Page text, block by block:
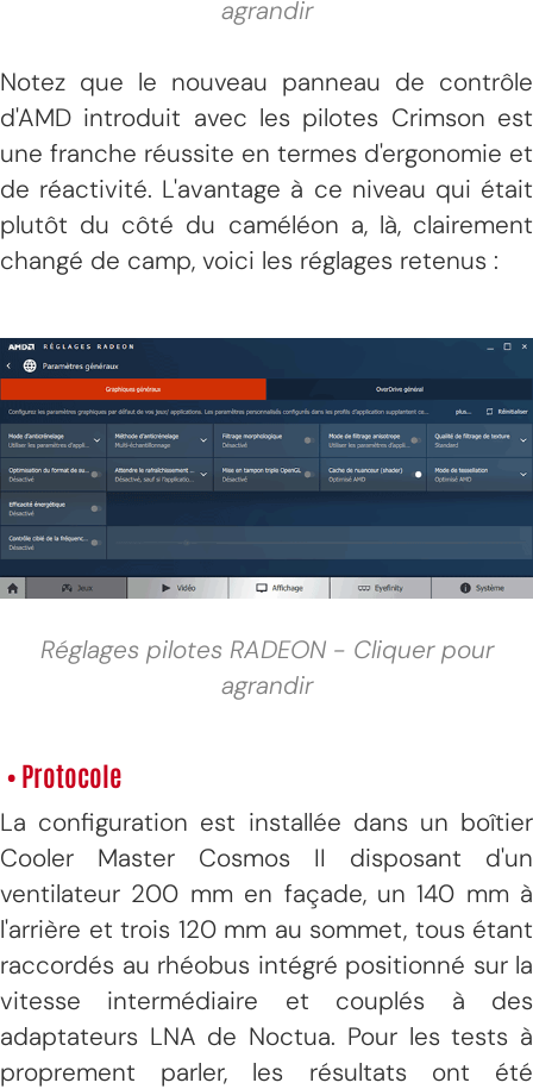
agrandir
Notez que le nouveau panneau de contrôle
d'AMD introduit avec les pilotes Crimson est
une franche réussite en termes d'ergonomie et
de réactivité. L'avantage à ce niveau qui était
plutôt du côté du caméléon a, là, clairement
changé de camp, voici les réglages retenus :
Réglages pilotes RADEON - Cliquer pour
agrandir
• Protocole
La configuration est installée dans un boîtier
Cooler Master Cosmos II disposant d'un
ventilateur 200 mm en façade, un 140 mm à
l'arrière et trois 120 mm au sommet, tous étant
raccordés au rhéobus intégré positionné sur la
vitesse intermédiaire et couplés à des
adaptateurs LNA de Noctua. Pour les tests à
proprement parler, les résultats ont été